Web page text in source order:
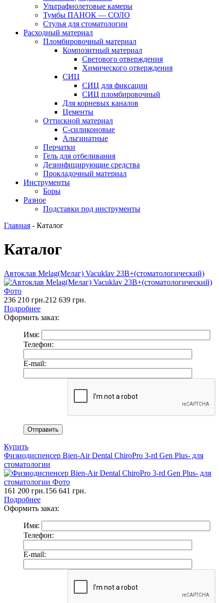
Ультрафиолетовые камеры
Тумбы ПАНОК — СОЛО
Стулья для стоматологии
Расходный материал
Пломбировочный материал
Композитный материал
Светового отверждения
Химического отверждения
СИЦ
СИЦ для фиксации
СИЦ пломбировочный
Для корневых каналов
Цементы
Оттискной материал
С-силиконовые
Альгинатные
Перчатки
Гель для отбеливания
Дезинфицирующие средства
Прокладочный материал
Инструменты
Боры
Разное
Подставки под инструменты
Главная - Каталог
Каталог
Автоклав Melag(Мелаг) Vacuklav 23В+(стоматологический)
236 210 грн.212 639 грн.
Подробнее
Оформить заказ:
Имя:
Телефон:
E-mail:
Купить
Физиодиспенсер Bien-Air Dental ChiroPro 3-rd Gen Plus- для
стоматологии
161 200 грн.156 641 грн.
Подробнее
Оформить заказ:
Имя:
Телефон:
E-mail: